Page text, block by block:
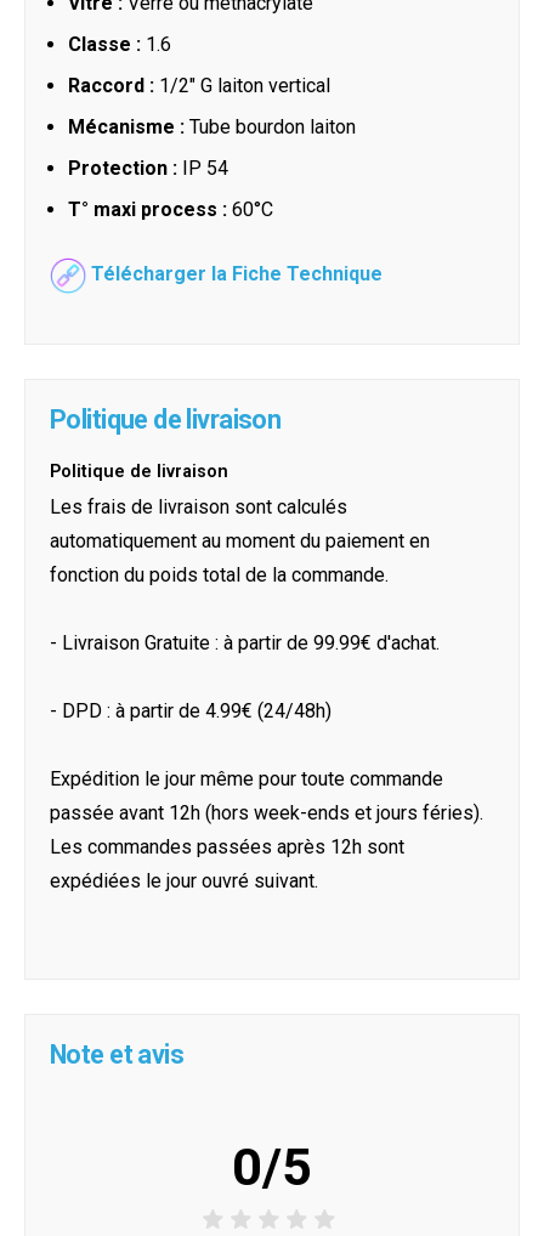
Classe : 1.6
Raccord : 1/2" G laiton vertical
Mécanisme : Tube bourdon laiton
Protection : IP 54
T° maxi process : 60°C
Télécharger la Fiche Technique
Politique de livraison
Politique de livraison
Les frais de livraison sont calculés
automatiquement au moment du paiement en
fonction du poids total de la commande.
- Livraison Gratuite : à partir de 99.99€ d'achat.
- DPD : à partir de 4.99€ (24/48h)
Expédition le jour même pour toute commande
passée avant 12h (hors week-ends et jours féries).
Les commandes passées après 12h sont
expédiées le jour ouvré suivant.
Note et avis
0/5